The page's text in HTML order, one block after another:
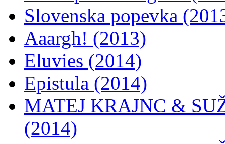
Slovenska popevka
Aaargh! (2013)
Eluvies (2014)
Epistula (2014)
MATEJ KRAJNC &
(2014)